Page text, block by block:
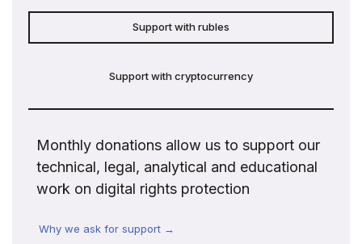
Support with rubles
Support with cryptocurrency
Monthly donations allow us to support our
technical, legal, analytical and educational
work on digital rights protection
Why we ask for support →